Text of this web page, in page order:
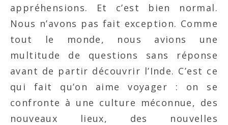
appréhensions. Et c’est bien normal.
Nous n’avons pas fait exception. Comme
tout le monde, nous avions une
multitude de questions sans réponse
avant de partir découvrir l’Inde. C’est ce
qui fait qu’on aime voyager : on se
confronte à une culture méconnue, des
nouveaux lieux, des nouvelles